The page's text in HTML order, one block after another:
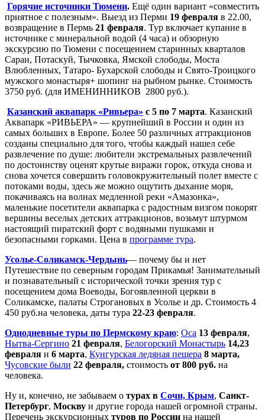
Горячие источники Тюмени. Ещё один вариант «совместить
приятное с полезным». Выезд из Перми 19 февраля в 22.00,
возвращение в Пермь 21 февраля. Тур включает купание в
источнике с минеральной водой (4 часа) и обзорную
экскурсию по Тюмени с посещением старинных кварталов
Сараи, Потаскуй, Тычковка, Ямской слободы, Моста
Влюбленных, Татаро- Бухарской слободы и Свято-Троицкого
мужского монастыря+ шопинг на рыбном рынке. Стоимость
3750 руб. (для ИМЕНИННИКОВ 2800 руб.).
Казанский аквапарк «Ривьера» с 5 по 7 марта. Казанский
Аквапарк «РИВЬЕРА» — крупнейший в России и один из
самых больших в Европе. Более 50 различных аттракционов
созданы специально для того, чтобы каждый нашел себе
развлечение по душе: любители экстремальных развлечений
по достоинству оценят крутые виражи горок, откуда снова и
снова хочется совершить головокружительный полет вместе с
потоками воды, здесь же можно ощутить дыхание моря,
покачиваясь на волнах медленной реки «Амазонка»,
маленькие посетители аквапарка с радостным визгом покорят
вершины веселых детских аттракционов, возьмут штурмом
настоящий пиратский форт с водяными пушками и
безопасными горками. Цена в программе тура.
Усолье-Соликамск-Чердынь— почему бы и нет
Путешествие по северным городам Прикамья! Занимательный
и познавательный с исторической точки зрения тур с
посещением дома Воеводы, Богоявленной церкви в
Соликамске, палаты Строгановых в Усолье и др. Стоимость 4
450 руб.на человека, даты тура 22-23 февраля.
Однодневные туры по Пермскому краю: Оса 13 февраля,
Нытва-Сергино 21 февраля, Белогорский Монастырь 14,23
февраля и 6 марта, Кунгурская ледяная пещера 8 марта,
Чусовские были 22 февраля, стоимость от 800 руб. на
человека.
Ну и, конечно, не забываем о турах в Сочи, Крым, Санкт-
Петербург, Москву и другие города нашей огромной страны.
Перечень экскурсионных туров по России на нашей